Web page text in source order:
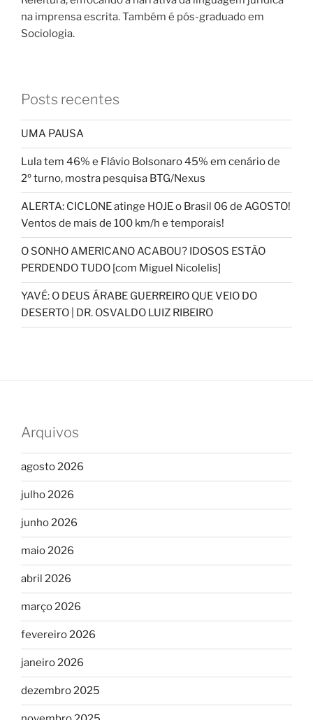
na imprensa escrita. Também é pós-graduado em
Sociologia.
Posts recentes
UMA PAUSA
Lula tem 46% e Flávio Bolsonaro 45% em cenário de
2º turno, mostra pesquisa BTG/Nexus
ALERTA: CICLONE atinge HOJE o Brasil 06 de AGOSTO!
Ventos de mais de 100 km/h e temporais!
O SONHO AMERICANO ACABOU? IDOSOS ESTÃO
PERDENDO TUDO [com Miguel Nicolelis]
YAVÉ: O DEUS ÁRABE GUERREIRO QUE VEIO DO
DESERTO | DR. OSVALDO LUIZ RIBEIRO
Arquivos
agosto 2026
julho 2026
junho 2026
maio 2026
abril 2026
março 2026
fevereiro 2026
janeiro 2026
dezembro 2025